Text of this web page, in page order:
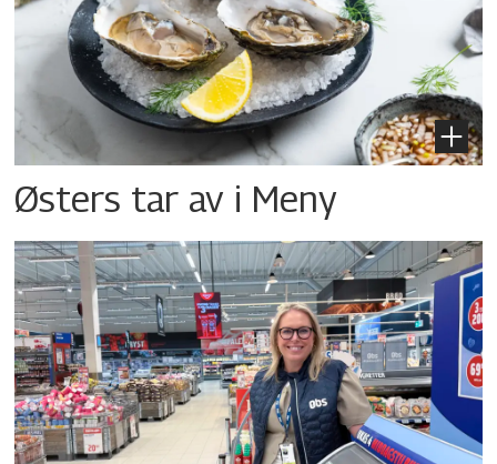
Østers tar av i Meny